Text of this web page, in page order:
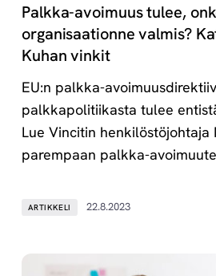
Palkka-avoimuus tulee,
organisaationne valmis?
Kuhan vinkit
EU:n palkka-
palkkapolitiikasta tulee
Lue Vincitin henkilöstöjohtaja
parempaan palkka-
ARTIKKELI 22.8.2023